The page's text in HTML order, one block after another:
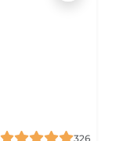
326